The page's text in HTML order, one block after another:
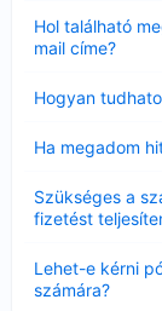
Hol található
mail címe?
Hogyan
Ha megadom
Szükséges a
fizetést
Lehet-e kérni
számára?